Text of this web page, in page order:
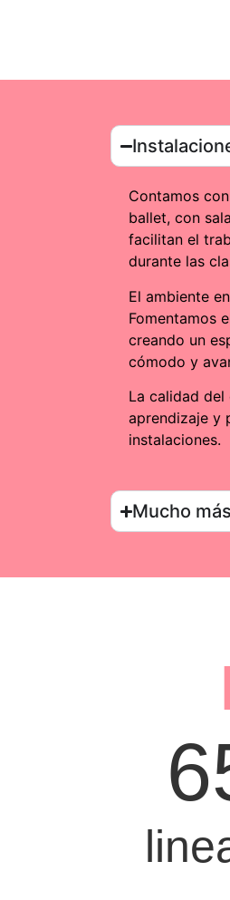
Contamos
ballet, con
facilitan el
durante las
El ambiente
Fomentamos
creando un
cómodo y
La calidad
aprendizaje y
instalaciones.
Mucho